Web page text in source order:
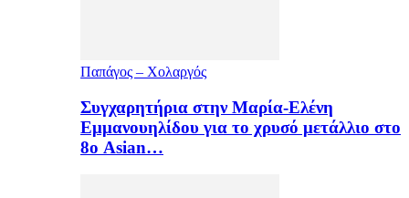
Παπάγος – Χολαργός
Συγχαρητήρια στην Μαρία-Ελένη
Εμμανουηλίδου για το χρυσό μετάλλιο στο
8ο Asian…